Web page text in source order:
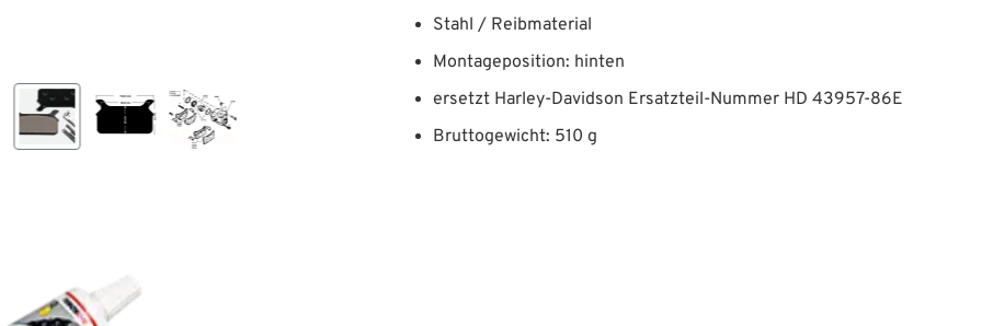
Stahl / Reibmaterial
Montageposition: hinten
ersetzt Harley-Davidson Ersatzteil-Nummer HD 43957-86E
Bruttogewicht: 510 g